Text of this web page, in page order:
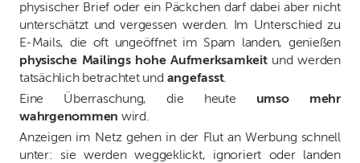
physischer Brief oder ein Päckchen darf dabei aber nicht
unterschätzt und vergessen werden. Im Unterschied zu
E-Mails, die oft ungeöffnet im Spam landen, genießen
physische Mailings hohe Aufmerksamkeit und werden
tatsächlich betrachtet und angefasst.
Eine Überraschung, die heute umso mehr
wahrgenommen wird.
Anzeigen im Netz gehen in der Flut an Werbung schnell
unter: sie werden weggeklickt, ignoriert oder landen